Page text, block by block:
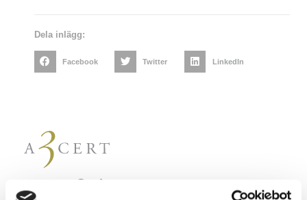
Dela inlägg:
Facebook Twitter LinkedIn
Följ oss